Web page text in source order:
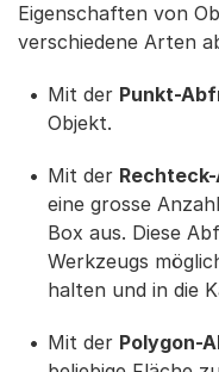
Eigenschaften von
verschiedene Arten
Mit der Punkt-
Objekt.
Mit der
eine grosse
Box aus. Diese
Werkzeugs
halten und in die
Mit der Polygon-